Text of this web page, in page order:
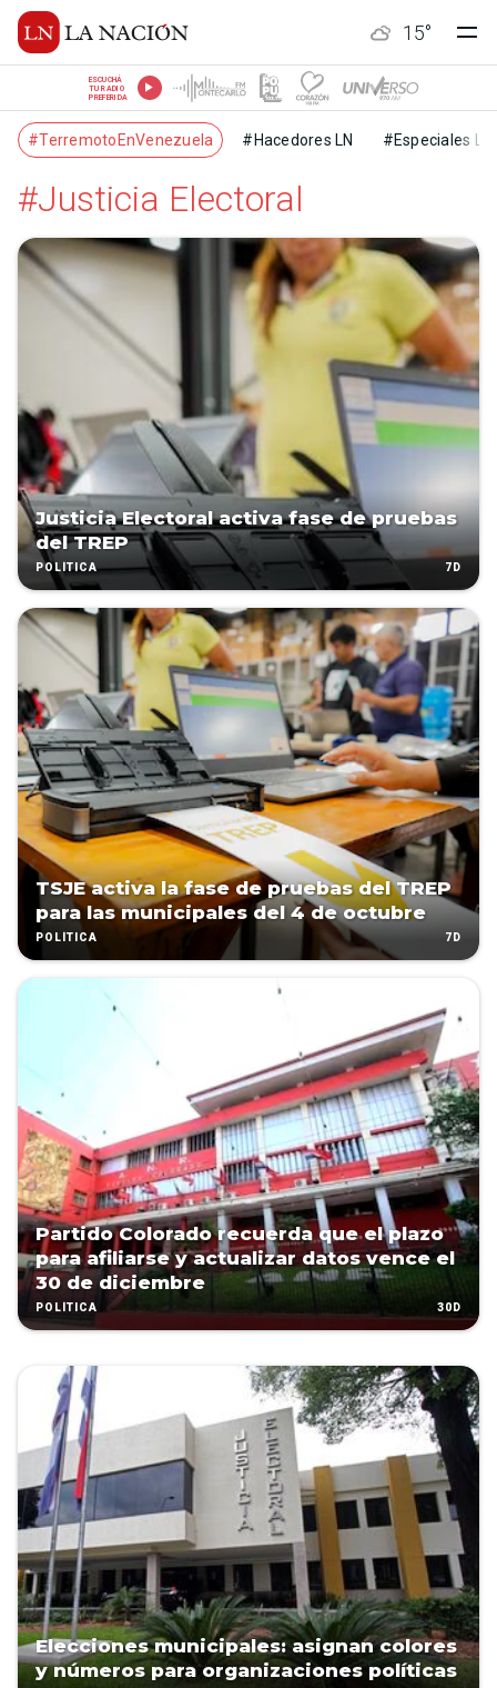
15°
ESCUCHÁ
TU RADIO
PREFERIDA
#TerremotoEnVenezuela #Hacedores LN #Especiales LN
#Justicia Electoral
Justicia Electoral activa fase de pruebas
del TREP
POLÍTICA 7D
TSJE activa la fase de pruebas del TREP
para las municipales del 4 de octubre
POLÍTICA 7D
Partido Colorado recuerda que el plazo
para afiliarse y actualizar datos vence el
30 de diciembre
POLÍTICA 30D
Elecciones municipales: asignan colores
y números para organizaciones políticas